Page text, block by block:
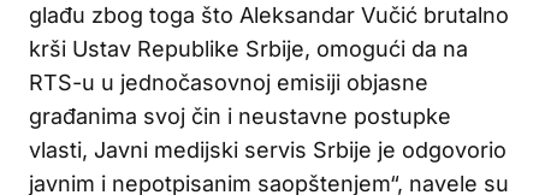
glađu zbog toga što Aleksandar Vučić brutalno
krši Ustav Republike Srbije, omogući da na
RTS-u u jednočasovnoj emisiji objasne
građanima svoj čin i neustavne postupke
vlasti, Javni medijski servis Srbije je odgovorio
javnim i nepotpisanim saopštenjem“, navele su